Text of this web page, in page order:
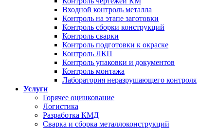
Входной контроль металла
Контроль на этапе заготовки
Контроль сборки конструкций
Контроль сварки
Контроль подготовки к окраске
Контроль ЛКП
Контроль упаковки и документов
Контроль монтажа
Лаборатория неразрушающего контроля
Услуги
Горячее оцинкование
Логистика
Разработка КМД
Сварка и сборка металлоконструкций